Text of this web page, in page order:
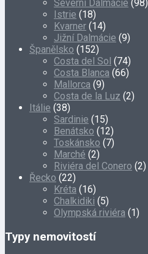
Severní Dalmácie (98)
Istrie (18)
Kvarner (14)
Jižní Dalmácie (9)
Španělsko (152)
Costa del Sol (74)
Costa Blanca (66)
Mallorca (9)
Costa de la Luz (2)
Itálie (38)
Sardinie (15)
Benátsko (12)
Toskánsko (7)
Marché (2)
Riviéra del Conero (2)
Řecko (22)
Kréta (16)
Chalkidiki (5)
Olympská riviéra (1)
Typy nemovitostí